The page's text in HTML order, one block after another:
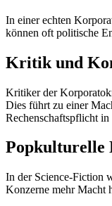
In einer echten
können oft politische
Kritik und
Kritiker der
Dies führt zu einer
Rechenschaftspflicht
Popkulturelle
In der Science-Fiction
Konzerne mehr Macht